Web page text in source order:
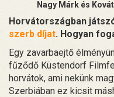
Nagy Márk és
Horvátországban
szerb díjat. Hogyan
Egy zavarbaejtő
fűződő Küstendorf
horvátok, ami nekünk
Szerbiában ez kicsit